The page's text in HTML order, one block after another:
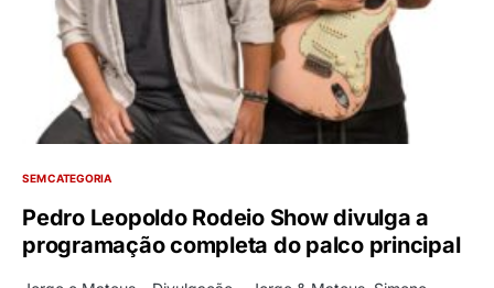
SEM CATEGORIA
Pedro Leopoldo Rodeio Show divulga a
programação completa do palco principal